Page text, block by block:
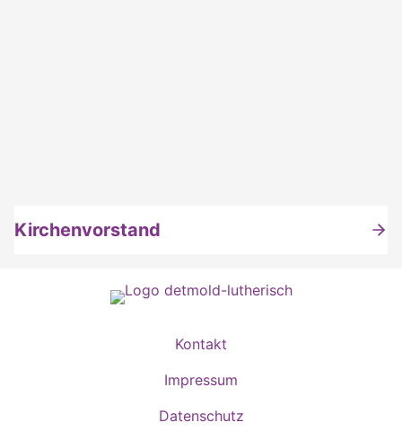
Kirchenvorstand
Kontakt
Impressum
Datenschutz